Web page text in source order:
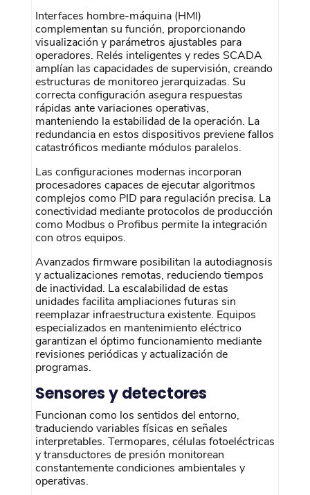
Interfaces hombre-máquina (HMI)
complementan su función, proporcionando
visualización y parámetros ajustables para
operadores. Relés inteligentes y redes SCADA
amplían las capacidades de supervisión, creando
estructuras de monitoreo jerarquizadas. Su
correcta configuración asegura respuestas
rápidas ante variaciones operativas,
manteniendo la estabilidad de la operación. La
redundancia en estos dispositivos previene fallos
catastróficos mediante módulos paralelos.
Las configuraciones modernas incorporan
procesadores capaces de ejecutar algoritmos
complejos como PID para regulación precisa. La
conectividad mediante protocolos de producción
como Modbus o Profibus permite la integración
con otros equipos.
Avanzados firmware posibilitan la autodiagnosis
y actualizaciones remotas, reduciendo tiempos
de inactividad. La escalabilidad de estas
unidades facilita ampliaciones futuras sin
reemplazar infraestructura existente. Equipos
especializados en mantenimiento eléctrico
garantizan el óptimo funcionamiento mediante
revisiones periódicas y actualización de
programas.
Sensores y detectores
Funcionan como los sentidos del entorno,
traduciendo variables físicas en señales
interpretables. Termopares, células fotoeléctricas
y transductores de presión monitorean
constantemente condiciones ambientales y
operativas.